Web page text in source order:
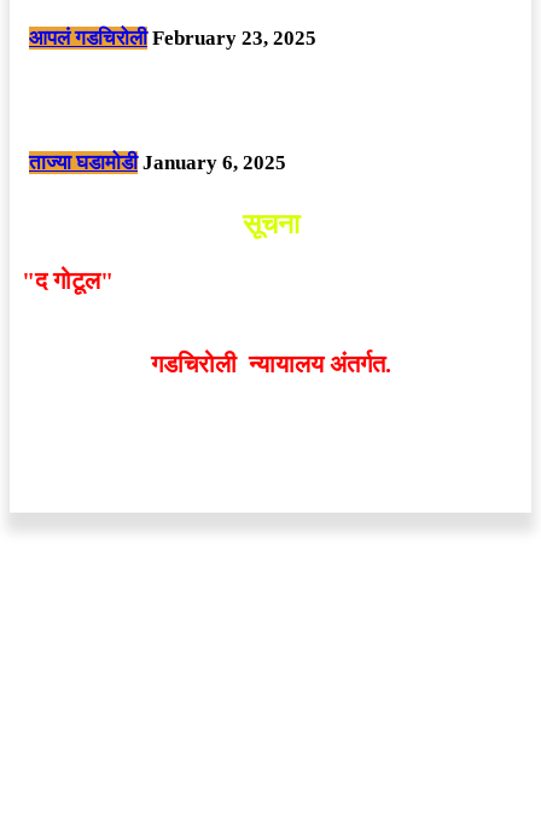
आपलं गडचिरोली February 23, 2025
ताज्या घडामोडी January 6, 2025
सूचना
"द गोटूल"
गडचिरोली न्यायालय अंतर्गत.